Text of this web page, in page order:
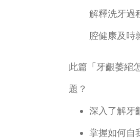
解釋洗牙過
腔健康及時
此篇「牙齦萎縮
題？
深入了解牙
掌握如何自